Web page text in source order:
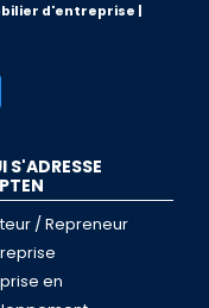
d'entreprise |
S'ADRESSE
/ Repreneur
en